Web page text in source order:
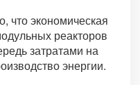
что экономическая
реакторов
затратами на
энергии.